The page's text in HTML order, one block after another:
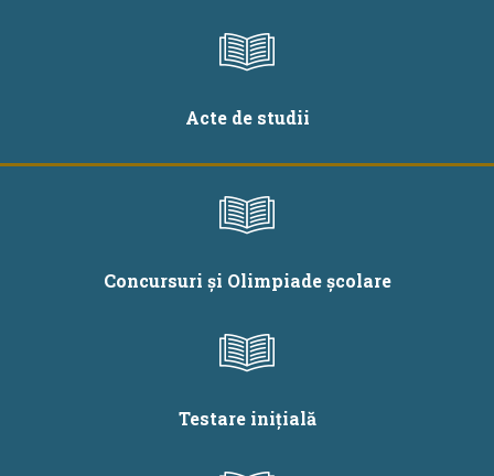
Acte de studii
Concursuri și Olimpiade școlare
Testare inițială